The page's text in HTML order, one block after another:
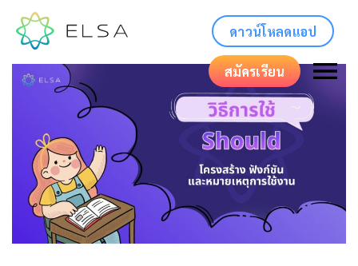
ดาวน์โหลดแอป
สมัครเรียน